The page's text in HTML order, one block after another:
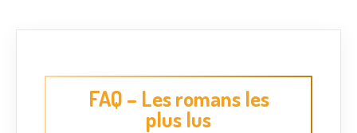
FAQ – Les romans les
plus lus